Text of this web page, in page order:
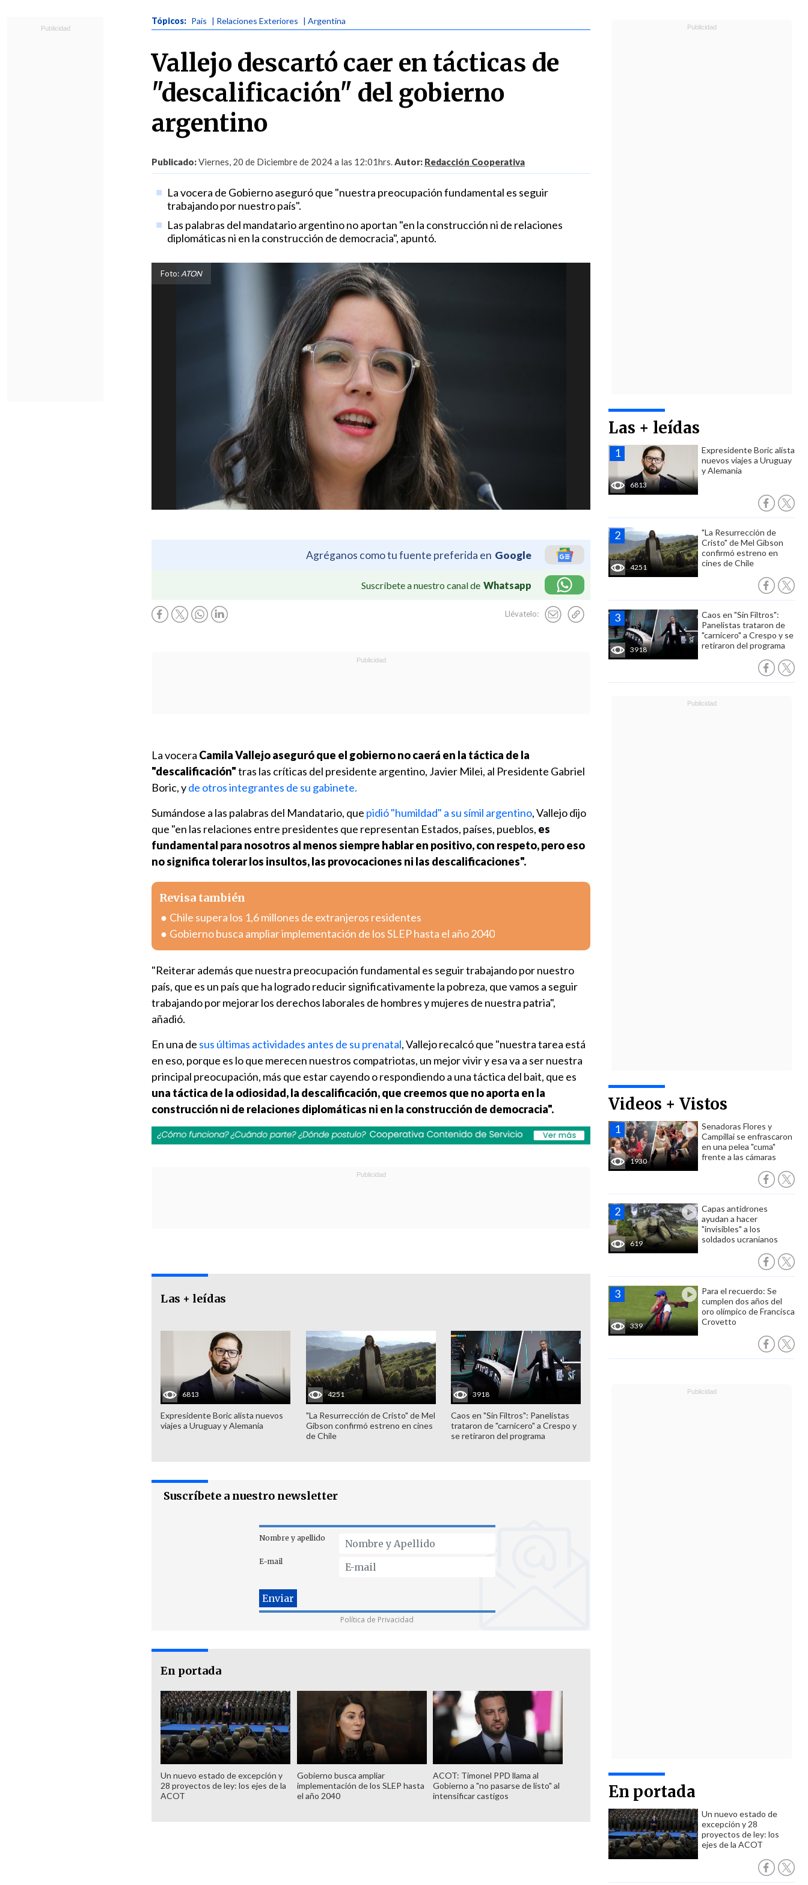
Tópicos: País | Relaciones Exteriores | Argentina
Vallejo descartó caer en tácticas de
"descalificación" del gobierno
argentino
Publicado:Viernes, 20 de Diciembre de 2024 a las 12:01hrs.Autor: Redacción Cooperativa
La vocera de Gobierno aseguró que "nuestra preocupación fundamental es seguir
trabajando por nuestro país".
Las palabras del mandatario argentino no aportan "en la construcción ni de relaciones
diplomáticas ni en la construcción de democracia", apuntó.
Foto: ATON
Agréganos como tu fuente preferida en Google
Suscríbete a nuestro canal de Whatsapp
Llévatelo:
Las + leídas
6813
Expresidente Boric alista
nuevos viajes a Uruguay
y Alemania
4251
"La Resurrección de
Cristo" de Mel Gibson
confirmó estreno en
cines de Chile
3918
Caos en "Sin Filtros":
Panelistas trataron de
"carnicero" a Crespo y se
retiraron del programa
Videos + Vistos
1930
Senadoras Flores y
Campillai se enfrascaron
en una pelea "cuma"
frente a las cámaras
619
Capas antidrones
ayudan a hacer
"invisibles" a los
soldados ucranianos
339
Para el recuerdo: Se
cumplen dos años del
oro olímpico de Francisca
Crovetto
En portada
Un nuevo estado de
excepción y 28
proyectos de ley: los
ejes de la ACOT
La vocera Camila Vallejo aseguró que el gobierno no caerá en la táctica de la
"descalificación"tras las críticas del presidente argentino, Javier Milei, al Presidente Gabriel
Boric, yde otros integrantes de su gabinete.
Sumándose a las palabras del Mandatario, que pidió "humildad" a su símil argentino, Vallejo dijo
que "en las relaciones entre presidentes que representan Estados, países, pueblos, es
fundamental para nosotros al menos siempre hablar en positivo, con respeto, pero eso
no significa tolerar los insultos, las provocaciones ni las descalificaciones".
Revisa también
Chile supera los 1,6 millones de extranjeros residentes
Gobierno busca ampliar implementación de los SLEP hasta el año 2040
"Reiterar además que nuestra preocupación fundamental es seguir trabajando por nuestro
país, que es un país que ha logrado reducir significativamente la pobreza, que vamos a seguir
trabajando por mejorar los derechos laborales de hombres y mujeres de nuestra patria",
añadió.
En una de sus últimas actividades antes de su prenatal, Vallejo recalcó que "nuestra tarea está
en eso, porque es lo que merecen nuestros compatriotas, un mejor vivir y esa va a ser nuestra
principal preocupación, más que estar cayendo o respondiendo a una táctica del bait, que es
una táctica de la odiosidad, la descalificación, que creemos que no aporta en la
construcción ni de relaciones diplomáticas ni en la construcción de democracia".
Las + leídas
6813
Expresidente Boric alista nuevos
viajes a Uruguay y Alemania
4251
"La Resurrección de Cristo" de Mel
Gibson confirmó estreno en cines
de Chile
3918
Caos en "Sin Filtros": Panelistas
trataron de "carnicero" a Crespo y
se retiraron del programa
Suscríbete a nuestro newsletter
Nombre y apellido
E-mail
Política de Privacidad
En portada
Un nuevo estado de excepción y
28 proyectos de ley: los ejes de la
ACOT
Gobierno busca ampliar
implementación de los SLEP hasta
el año 2040
ACOT: Timonel PPD llama al
Gobierno a "no pasarse de listo" al
intensificar castigos